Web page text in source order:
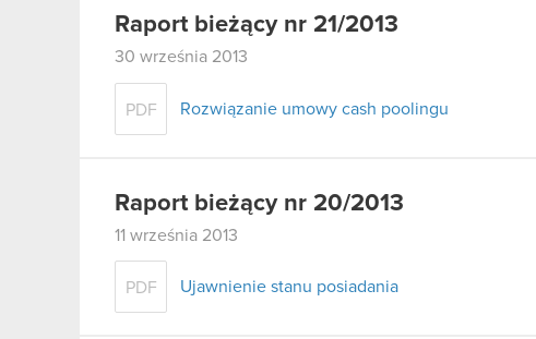
Raport bieżący nr 21/2013
30 września 2013
PDF Rozwiązanie umowy cash poolingu
Raport bieżący nr 20/2013
11 września 2013
PDF Ujawnienie stanu posiadania